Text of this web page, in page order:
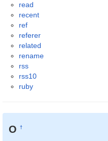
read
recent
ref
referer
related
rename
rss
rss10
ruby
O†